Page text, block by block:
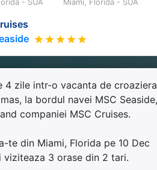
- SUA Miami, Florida - SUA
4 zile intr-o vacanta de croaziera
la bordul navei MSC Seaside,
companiei MSC Cruises.
te din Miami, Florida pe 10 Dec
viziteaza 3 orase din 2 tari.